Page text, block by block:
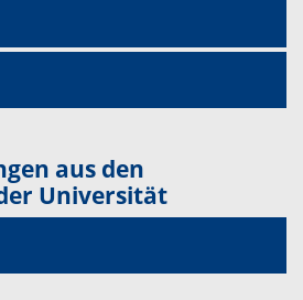
aus den
Universität